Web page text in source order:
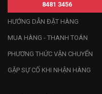
8481 3456
HƯỚNG DẪN ĐẶT HÀNG
MUA HÀNG - THANH TOÁN
PHƯƠNG THỨC VẬN CHUYỂN
GẶP SỰ CỐ KHI NHẬN HÀNG